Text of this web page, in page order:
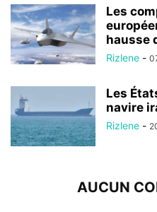
Les
hausse
Rizlene -
Les
navire
Rizlene -
AUCUN